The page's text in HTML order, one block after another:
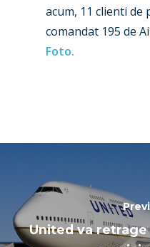
acum, 11 clienti de
comandat 195 de
Foto.
United va